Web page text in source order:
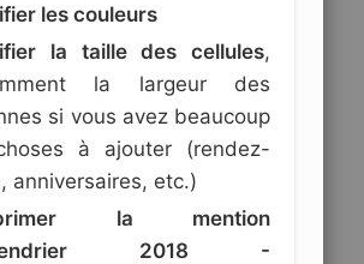
les couleurs
la taille des cellules,
la largeur des
si vous avez beaucoup
à ajouter (rendez-
anniversaires, etc.)
la mention
2018 -